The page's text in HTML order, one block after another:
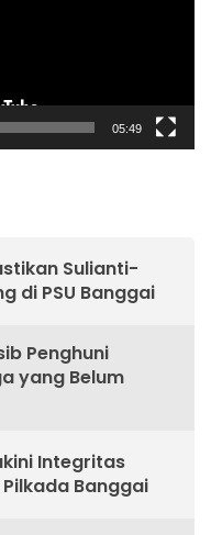
05:49
Sulianti-
di PSU Banggai
Penghuni
yang Belum
Integritas
Banggai